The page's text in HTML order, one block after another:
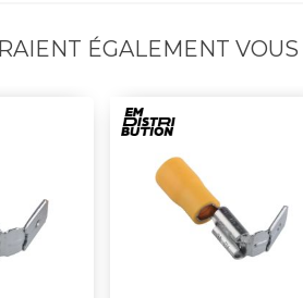
ÉGALEMENT